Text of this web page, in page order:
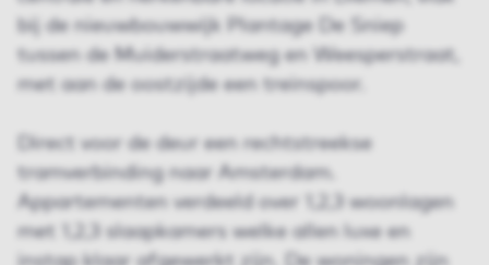
bij de nieuwbouwwijk Plantage De Sniep
tussen de Muiderstraatweg en Weesperstraat,
met aan de oostzijde een treinspoor.
Direct voor de deur een rechtstreekse
tramverbinding naar Amsterdam.
Appartementen verdeeld over 1,2,3 woonlagen
met 1,2,3 slaapkamers welke allen luxe en